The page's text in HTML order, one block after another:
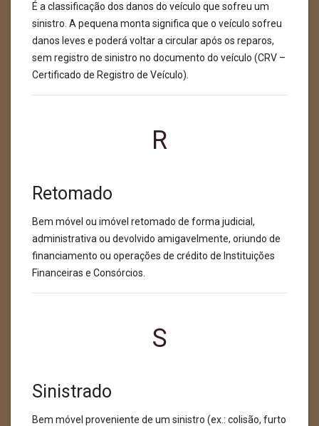
É a classificação dos danos do veículo que sofreu um
sinistro. A pequena monta significa que o veículo sofreu
danos leves e poderá voltar a circular após os reparos,
sem registro de sinistro no documento do veículo (CRV –
Certificado de Registro de Veículo).
R
Retomado
Bem móvel ou imóvel retomado de forma judicial,
administrativa ou devolvido amigavelmente, oriundo de
financiamento ou operações de crédito de Instituições
Financeiras e Consórcios.
S
Sinistrado
Bem móvel proveniente de um sinistro (ex.: colisão, furto